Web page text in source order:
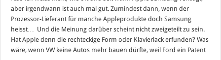
wieder
Samsung
aber irgendwann ist auch mal gut. Zumindest dann, wenn der
Prozessor-Lieferant für manche Appleprodukte doch Samsung
heisst… Und die Meinung darüber scheint nicht zweigeteilt zu sein.
Hat Apple denn die rechteckige Form oder Klavierlack erfunden? Was
wäre, wenn VW keine Autos mehr bauen dürfte, weil Ford ein Patent